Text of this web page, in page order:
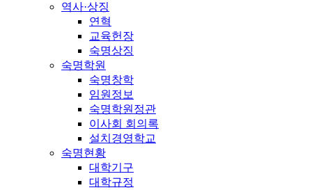
역사·상징
연혁
교육헌장
숙명상징
숙명학원
숙명창학
임원정보
숙명학원정관
이사회 회의록
설치경영학교
숙명현황
대학기구
대학규정